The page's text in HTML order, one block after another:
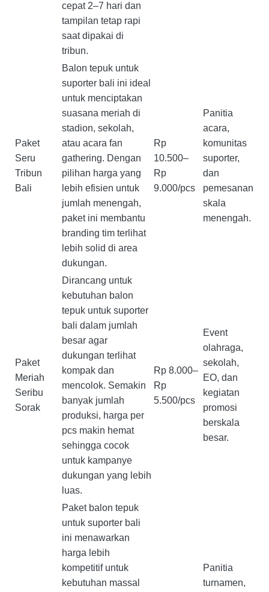
cepat 2–7 hari dan
tampilan tetap rapi
saat dipakai di
tribun.
Paket
Seru
Tribun
Bali
Balon tepuk untuk
suporter bali ini ideal
untuk menciptakan
suasana meriah di
stadion, sekolah,
atau acara fan
gathering. Dengan
pilihan harga yang
lebih efisien untuk
jumlah menengah,
paket ini membantu
branding tim terlihat
lebih solid di area
dukungan.
Rp
10.500–
Rp
9.000/pcs
Panitia
acara,
komunitas
suporter,
dan
pemesanan
skala
menengah.
Paket
Meriah
Seribu
Sorak
Dirancang untuk
kebutuhan balon
tepuk untuk suporter
bali dalam jumlah
besar agar
dukungan terlihat
kompak dan
mencolok. Semakin
banyak jumlah
produksi, harga per
pcs makin hemat
sehingga cocok
untuk kampanye
dukungan yang lebih
luas.
Rp 8.000–
Rp
5.500/pcs
Event
olahraga,
sekolah,
EO, dan
kegiatan
promosi
berskala
besar.
Paket balon tepuk
untuk suporter bali
ini menawarkan
harga lebih
kompetitif untuk
kebutuhan massal
Panitia
turnamen,